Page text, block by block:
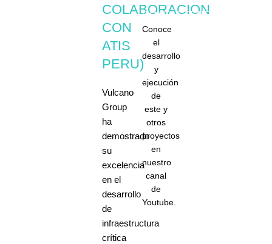
COLABORACION
CON
ATIS
PERU)
Vulcano
Group
ha
demostrado
su
excelencia
en el
desarrollo
de
infraestructura
crítica
CONTÁCTENOS
Conoce
el
desarrollo
y
ejecución
de
este y
otros
proyectos
en
nuestro
canal
de
Youtube.